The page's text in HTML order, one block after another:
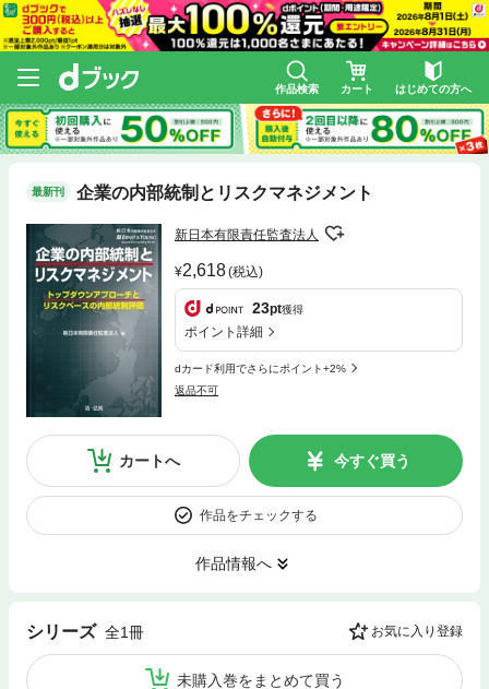
作品検索 カート はじめての方へ
最新刊 企業の内部統制とリスクマネジメント
新日本有限責任監査法人
2,618(税込)
23pt獲得
ポイント詳細
dカード利用でさらにポイント+2%
返品不可
カートへ 今すぐ買う
作品をチェックする
作品情報へ
シリーズ 全1冊 お気に入り登録
未購入巻をまとめて買う